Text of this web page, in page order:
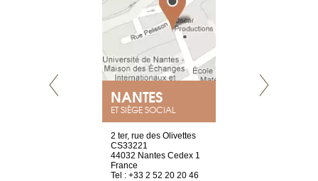
NANTES
ET SIÈGE SOCIAL
2 ter, rue des Olivettes
CS33221
44032 Nantes Cedex 1
France
Tel : +33 2 52 20 20 46